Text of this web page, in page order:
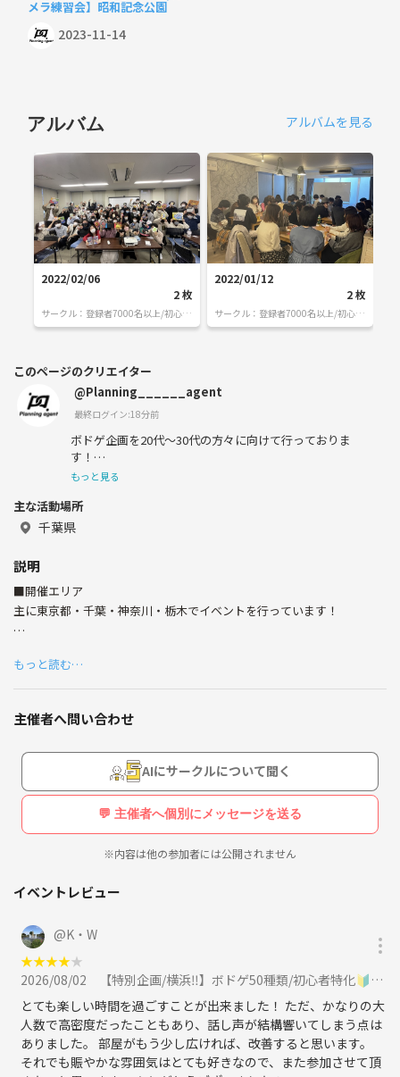
メラ練習会】昭和記念公園
2023-11-14
アルバム アルバムを見る
2022/02/06
2枚
サークル： 登録者7000名以上/初心者
特化/プランニングエージェント
2022/01/12
2枚
サークル： 登録者7000名以上/初心者
特化/プランニングエージェント
このページのクリエイター
@Planning______agent
最終ログイン:18分前
ボドゲ企画を20代〜30代の方々に向けて行っておりま
す！
この度は閲覧いただき、ありがとうございます！
※ここから下は長すぎる上に私の頭の中を文字にしている
国語の問題によくある、この時の筆者の気持ちを述べよ！
みたいな問題のレベルでわかりにくいですが、皆様への熱
た方だけ読んでみてください。笑
■代表が作りたいこと
私自身がイベントをとおして作りたいことは「ワクワク」
子どもの時に比べて大人になってから「ワクワク」とした
感情って感じにくくなりますよね。。
もっと見る
主な活動場所
千葉県
説明
■開催エリア
主に東京都・千葉・神奈川・栃木でイベントを行っています！
■活動種目(友活・趣味活系/初心者特化サークル)
♟️ボードゲーム♟️（月1〜2開催）
🧐その他🧐（気分で開催）
外サバゲー（千葉県野田市）
ピクニック（代々木公園）
鬼ごっこ（代々木公園）
ポーカー（秋葉原）
交流会
カメラ
スポーツ
など・・・
季節によっては学校貸切企画やグランピングお泊まり企画などのイレギ
もっと読む…
主催者へ問い合わせ
AIにサークルについて聞く
💬 主催者へ個別にメッセージを送る
※内容は他の参加者には公開されません
イベントレビュー
@K・W
★★★★★
2026/08/02
【特別企画/横浜‼️】ボドゲ50種類/初心者特化🔰20代〜30代向けのボードゲーム会に参加
とても楽しい時間を過ごすことが出来ました！ ただ、かなりの大
人数で高密度だったこともあり、話し声が結構響いてしまう点は
ありました。 部屋がもう少し広ければ、改善すると思います。
それでも賑やかな雰囲気はとても好きなので、また参加させて頂